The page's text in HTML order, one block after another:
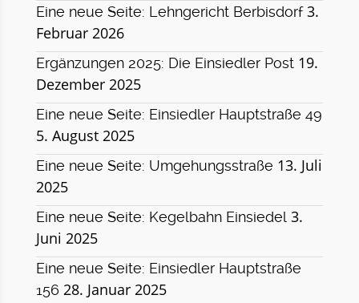
Eine neue Seite: Lehngericht Berbisdorf 3.
Februar 2026
Ergänzungen 2025: Die Einsiedler Post 19.
Dezember 2025
Eine neue Seite: Einsiedler Hauptstraße 49
5. August 2025
Eine neue Seite: Umgehungsstraße 13. Juli
2025
Eine neue Seite: Kegelbahn Einsiedel 3.
Juni 2025
Eine neue Seite: Einsiedler Hauptstraße
156 28. Januar 2025